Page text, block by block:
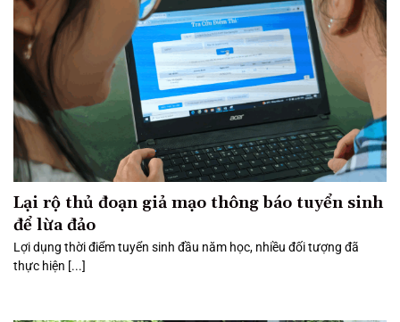
Lại rộ thủ đoạn giả mạo thông báo tuyển sinh
để lừa đảo
Lợi dụng thời điểm tuyển sinh đầu năm học, nhiều đối tượng đã
thực hiện [...]